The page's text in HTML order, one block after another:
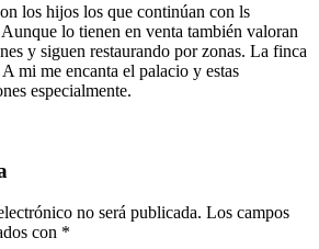
los hijos los que continúan con ls
lo tienen en venta también valoran
y siguen restaurando por zonas. La finca
mi me encanta el palacio y estas
especialmente.
no será publicada. Los campos
con *